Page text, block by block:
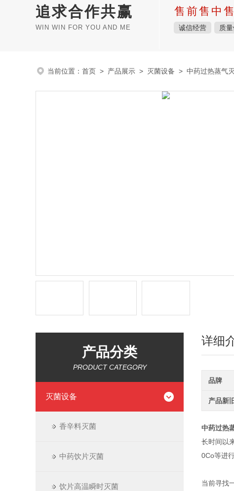
追求合作共赢
WIN WIN FOR YOU AND ME
售前售中
诚信经营 质
当前位置： 首页 > 产品展示 > 灭菌设备 > 中药过热蒸气
产品分类
PRODUCT CATEGORY
灭菌设备
香辛料灭菌
中药饮片灭菌
饮片高温瞬时灭菌
详细
品牌
产品新
中药过热
长时间以
0Co等进
当前寻找